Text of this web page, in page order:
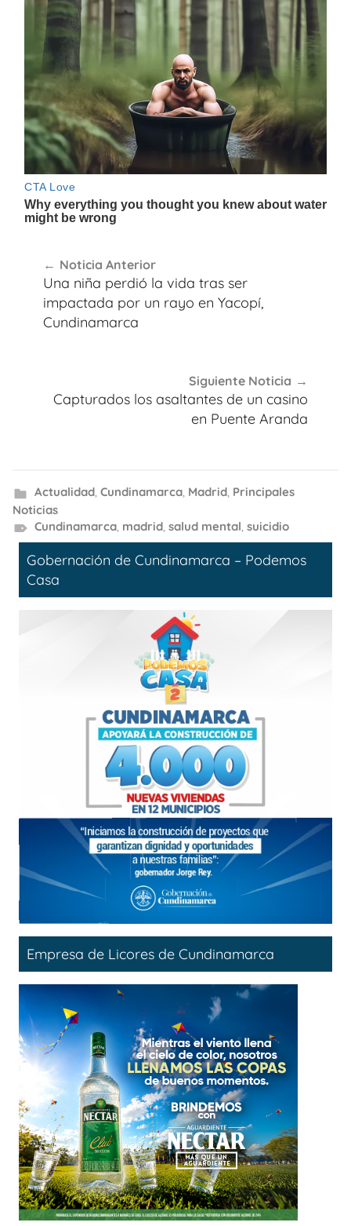
de
entradas
Noticia Anterior
Una niña perdió la vida tras ser
impactada por un rayo en Yacopí,
Cundinamarca
Siguiente Noticia
Capturados los asaltantes de un casino
en Puente Aranda
Actualidad, Cundinamarca, Madrid, Principales
Noticias
Cundinamarca, madrid, salud mental, suicidio
Gobernación de Cundinamarca – Podemos
Casa
Empresa de Licores de Cundinamarca